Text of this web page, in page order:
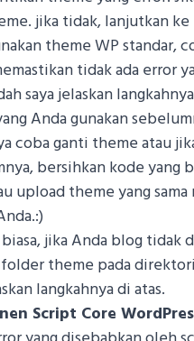
jika tidak, lanjutkan
theme WP standar,
tidak ada error
saya jelaskan
Anda gunakan
coba ganti theme atau
bersihkan kode yang
upload theme yang
jika Anda blog tidak
theme pada
langkahnya di atas.
Script Core